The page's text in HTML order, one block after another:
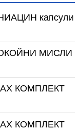
капсули
МИСЛИ
КОМПЛЕКТ
КОМПЛЕКТ